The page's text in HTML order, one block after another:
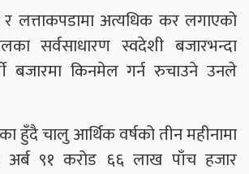
र लत्ताकपडामा अत्यधिक कर लगाएको
सर्वसाधारण स्वदेशी बजारभन्दा
बजारमा किनमेल गर्न रुचाउने उनले
हुँदै चालु आर्थिक वर्षको तीन महीनामा
९१ करोड ६६ लाख पाँच हजार